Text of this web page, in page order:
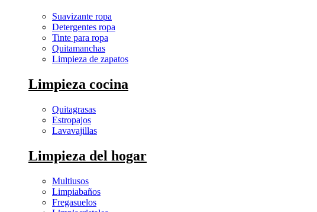
Suavizante ropa
Detergentes ropa
Tinte para ropa
Quitamanchas
Limpieza de zapatos
Limpieza cocina
Quitagrasas
Estropajos
Lavavajillas
Limpieza del hogar
Multiusos
Limpiabaños
Fregasuelos